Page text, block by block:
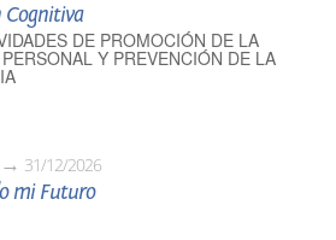
Cognitiva
DE PROMOCIÓN DE LA
Y PREVENCIÓN DE LA
31/12/2026
mi Futuro